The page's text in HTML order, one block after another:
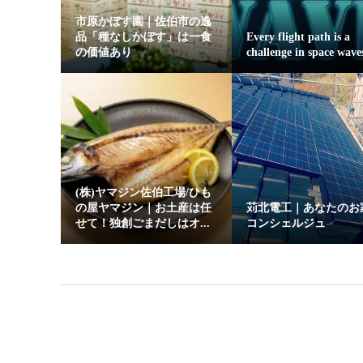
市原かぼす園｜佐伯市の逸
品「種なしかぼす」は一食
の価値あり
Every flight path is a
challenge in space
(株)ヤマジン佐伯工場/ひも
の屋ヤマジン｜お土産は任
せて！独創ごまだしはオ...
苅北電工｜あなたのお
コンシェルジュ